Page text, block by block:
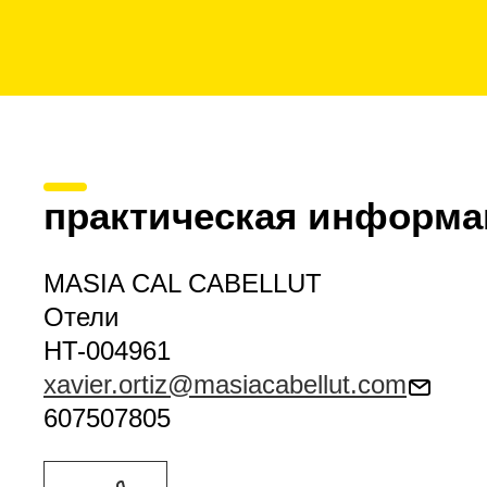
практическая
MASIA CAL CABELLUT
Отели
HT-004961
xavier.ortiz@masiacabellut.com
607507805